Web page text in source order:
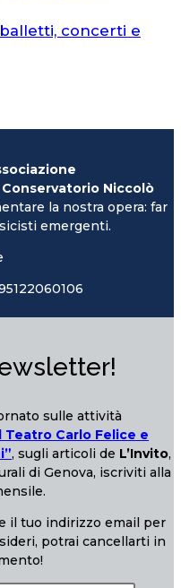
concerti e
Niccolò
la nostra opera: far
emergenti.
sulle attività
Teatro Carlo Felice e
, sugli articoli de L’Invito,
di Genova, iscriviti alla
il tuo indirizzo email per
potrai cancellarti in